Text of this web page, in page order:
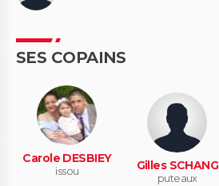
SES COPAINS
Carole DESBIEY
issou Gilles SCHANG
puteaux